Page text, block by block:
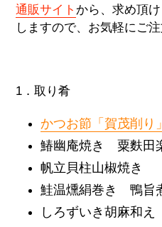
通販サイト から、求め頂
しますので、お気軽にご注
1．取り肴
かつお節「賀茂削り」
鰆幽庵焼き 粟麩田
帆立貝柱山椒焼き
鮭温燻絹巻き 鴨
しろずいき胡麻和